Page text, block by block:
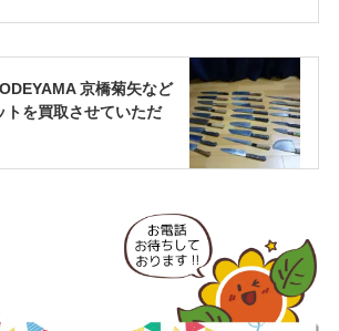
京橋菊矢など
トを買取させていただ